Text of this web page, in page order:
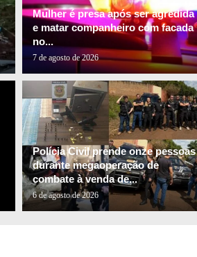
Mulher é presa após ser agredida
e matar companheiro com facada
no...
7 de agosto de 2026
Polícia Civil prende onze pessoas
durante megaoperação de
combate à venda de...
6 de agosto de 2026